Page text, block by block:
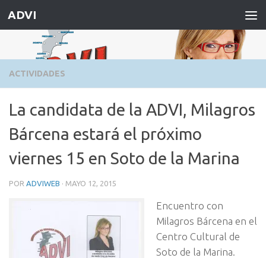
Saltar al contenido
ADVI
ACTIVIDADES
La candidata de la ADVI, Milagros
Bárcena estará el próximo
viernes 15 en Soto de la Marina
POR ADVIWEB · MAYO 12, 2015
Encuentro con
Milagros Bárcena en el
Centro Cultural de
Soto de la Marina.